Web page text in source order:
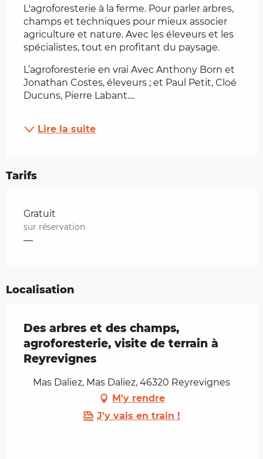
L'agroforesterie à la ferme. Pour parler arbres,
champs et techniques pour mieux associer
agriculture et nature. Avec les éleveurs et les
spécialistes, tout en profitant du paysage.
L’agroforesterie en vrai Avec Anthony Born et
Jonathan Costes, éleveurs ; et Paul Petit, Cloé
Ducuns, Pierre Labant....
Lire la suite
Tarifs
Tarifs 2026
Gratuit
sur réservation
—
Localisation
Des arbres et des champs,
agroforesterie, visite de terrain à
Reyrevignes
Mas Daliez, Mas Daliez, 46320 Reyrevignes
M'y rendre
J'y vais en train !